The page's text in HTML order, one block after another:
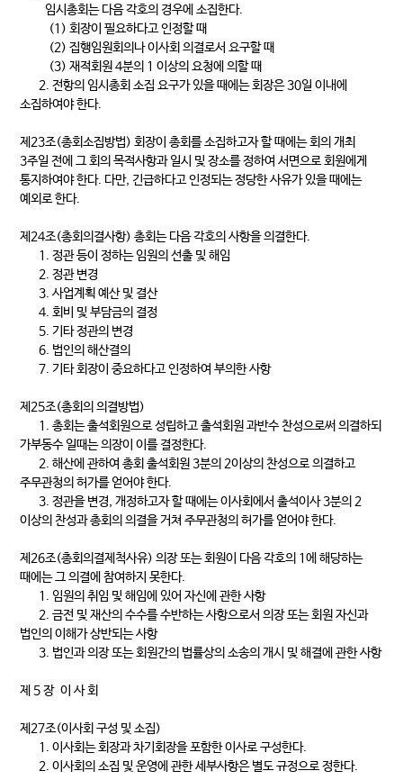
임시총회는 다음 각호의 경우에 소집한다.
(1) 회장이 필요하다고 인정할 때
(2) 집행임원회의나 이사회 의결로서 요구할 때
(3) 재적회원 4분의 1 이상의 요청에 의할 때
2. 전항의 임시총회 소집 요구가 있을 때에는 회장은 30일 이내에
소집하여야 한다.
제23조(총회소집방법) 회장이 총회를 소집하고자 할 때에는 회의 개최
3주일 전에 그 회의 목적사항과 일시 및 장소를 정하여 서면으로 회원에게
통지하여야 한다. 다만, 긴급하다고 인정되는 정당한 사유가 있을 때에는
예외로 한다.
제24조(총회의결사항) 총회는 다음 각호의 사항을 의결한다.
1. 정관 등이 정하는 임원의 선출 및 해임
2. 정관 변경
3. 사업계획 예산 및 결산
4. 회비 및 부담금의 결정
5. 기타 정관의 변경
6. 법인의 해산결의
7. 기타 회장이 중요하다고 인정하여 부의한 사항
제25조(총회의 의결방법)
1. 총회는 출석회원으로 성립하고 출석회원 과반수 찬성으로써 의결하되
가부동수 일때는 의장이 이를 결정한다.
2. 해산에 관하여 총회 출석회원 3분의 2이상의 찬성으로 의결하고
주무관청의 허가를 얻어야 한다.
3. 정관을 변경, 개정하고자 할 때에는 이사회에서 출석이사 3분의 2
이상의 찬성과 총회의 의결을 거쳐 주무관청의 허가를 얻어야 한다.
제26조(총회의결제척사유) 의장 또는 회원이 다음 각호의 1에 해당하는
때에는 그 의결에 참여하지 못한다.
1. 임원의 취임 및 해임에 있어 자신에 관한 사항
2. 금전 및 재산의 수수를 수반하는 사항으로서 의장 또는 회원 자신과
법인의 이해가 상반되는 사항
3. 법인과 의장 또는 회원간의 법률상의 소송의 개시 및 해결에 관한 사항
제 5 장 이 사 회
제27조(이사회 구성 및 소집)
1. 이사회는 회장과 차기회장을 포함한 이사로 구성한다.
2. 이사회의 소집 및 운영에 관한 세부사항은 별도 규정으로 정한다.